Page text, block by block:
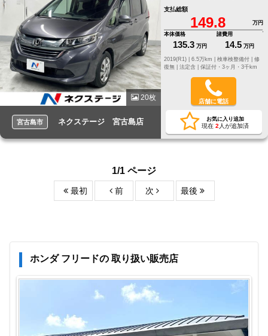
20枚
宮古島市 ネクステージ 宮古島店
支払総額
149.8
万円
本体価格
135.3 万円
諸費用
14.5 万円
修
復無 | 法定含 | 保証付・3ヶ月・3千km
店舗に電話
お気に入り追加
現在 2 人が追加済
1/1 ページ
最初 前 次 最後
ホンダ フリードの 取り扱い販売店